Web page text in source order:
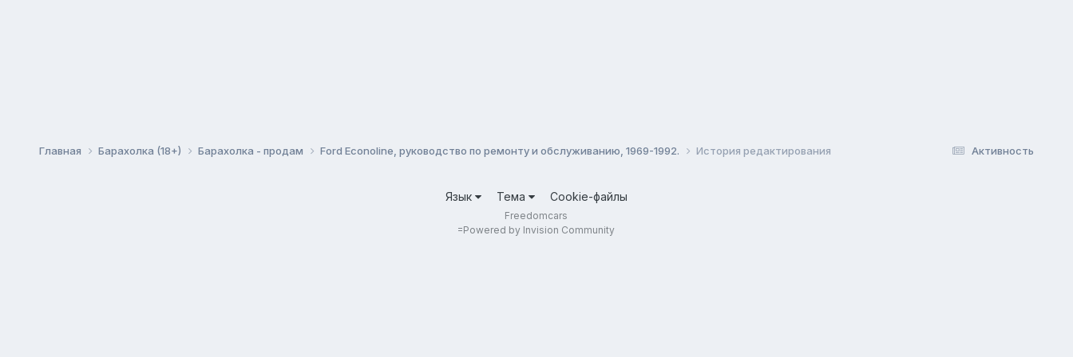
Активность
Главная Барахолка (18+) Барахолка - продам Ford Econoline, руководство по ремонту и обслуживанию, 1969-1992. История редактирования
Язык Тема Cookie-файлы
Freedomcars
=Powered by Invision Community